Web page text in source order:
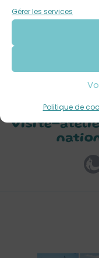
Gérer les services
Politique de
3 août 2026 > 7 août
Visite-